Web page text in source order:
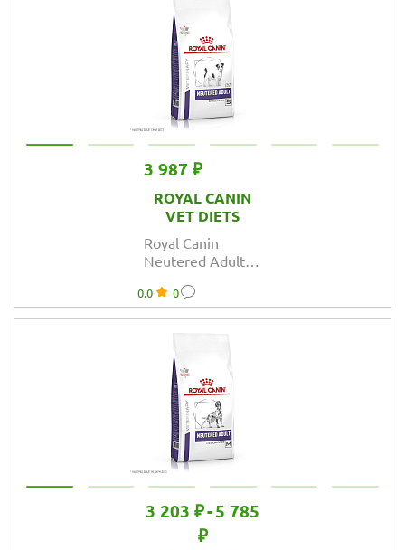
нарушении
пищеварения
3 987 ₽
ROYAL CANIN
VET DIETS
Royal Canin
Neutered Adult
сухой для
взрослых
стерилизованных/
кастрированных
собак мелких
пород
0.0 0
3 203 ₽-5 785
₽